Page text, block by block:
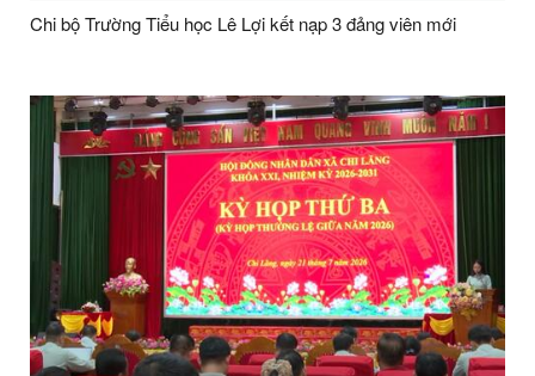
Chi bộ Trường Tiểu học Lê Lợi kết nạp 3 đảng viên mới